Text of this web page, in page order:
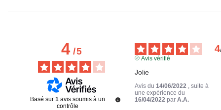
4/5
Basé sur 1 avis soumis à un
contrôle
4
Avis vérifié
Jolie
Avis du 14/06/2022
, suite à
une expérience du
16/04/2022 parA.A.